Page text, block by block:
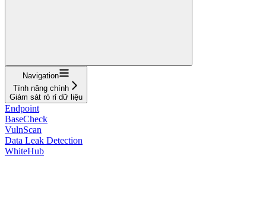
Navigation
Tính năng chính
Giám sát rò rỉ dữ liệu
Endpoint
BaseCheck
VulnScan
Data Leak Detection
WhiteHub